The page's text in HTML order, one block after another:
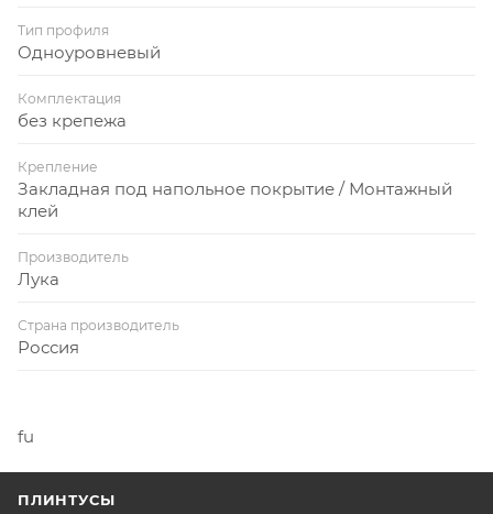
Тип профиля
Одноуровневый
Комплектация
без крепежа
Крепление
Закладная под напольное покрытие / Монтажный
клей
Производитель
Лука
Страна производитель
Россия
fu
ПЛИНТУСЫ